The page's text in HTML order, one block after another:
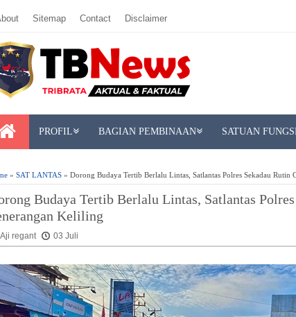
Sitemap Contact Disclaimer
PROFIL BAGIAN PEMBINAAN SATUAN
» SAT LANTAS » Dorong Budaya Tertib Berlalu Lintas, Satlantas Polres Sekadau Rutin
Budaya Tertib Berlalu Lintas, Satlantas
Keliling
Aji regant 03 Juli